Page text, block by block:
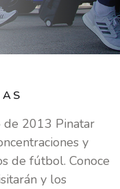
de 2013 Pinatar
y
de fútbol. Conoce
y los